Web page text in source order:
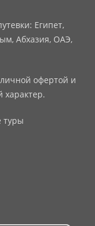
Египет,
Абхазия, ОАЭ,
офертой и
туры